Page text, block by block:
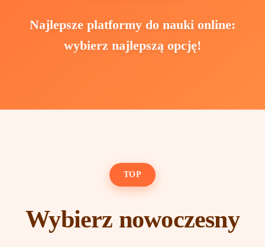
Najlepsze platformy do nauki online:
wybierz najlepszą opcję!
TOP
Wybierz nowoczesny